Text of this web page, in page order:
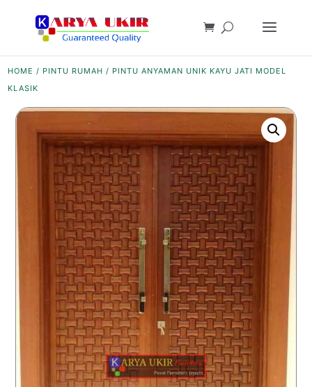
HOME / PINTU RUMAH / PINTU ANYAMAN UNIK KAYU JATI MODEL
KLASIK